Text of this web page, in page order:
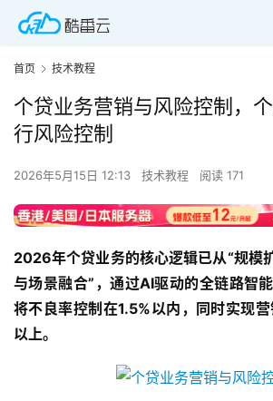
首页 技术教程
个贷业务营销与风险控制，
行风险控制
2026年5月15日 12:13 技术教程 阅读 171
2026年个贷业务的核心逻辑已从“规模
与场景融合”，通过AI驱动的全链路智
将不良率控制在1.5%以内，同时实现
以上。